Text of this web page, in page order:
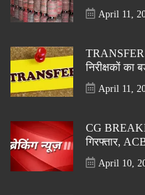
April 11,
TRANSFER
निरीक्षकों
April 11,
CG
गिरफ्तार,
April 10,